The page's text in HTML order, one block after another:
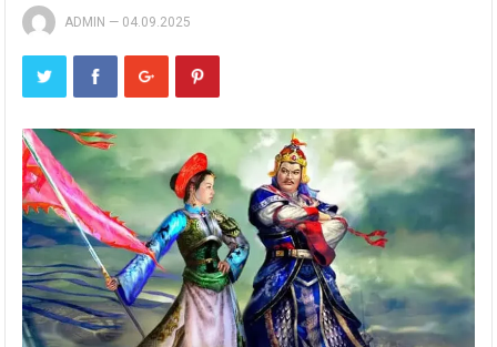
ADMIN — 04.09.2025